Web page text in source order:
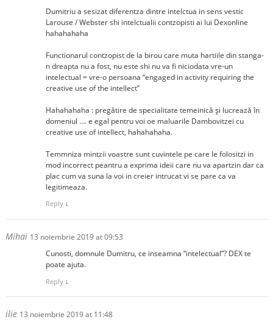
Dumitriu a sesizat diferentza dintre intelctua in sens vestic
Larouse / Webster shi intelctualii contzopisti ai lui Dexonline
hahahahaha
Functionarul contzopist de la birou care muta hartiile din stanga-
n dreapta nu a fost, nu este shi nu va fi niciodata vre-un
intelectual = vre-o persoana “engaged in activity requiring the
creative use of the intellect”
Hahahahaha : pregătire de specialitate temeinică și lucrează în
domeniul …. e egal pentru voi oe maluarile Dambovitzei cu
creative use of intellect, hahahahaha.
Temmniza mintzii voastre sunt cuvintele pe care le folositzi in
mod incorrect peantru a exprima ideii care nu va apartzin dar ca
plac cum va suna la voi in creier intrucat vi se pare ca va
legitimeaza.
Reply ↓
Mihai 13 noiembrie 2019 at 09:53
Cunosti, domnule Dumitru, ce inseamna “intelectual”? DEX te
poate ajuta.
Reply ↓
ilie 13 noiembrie 2019 at 11:48